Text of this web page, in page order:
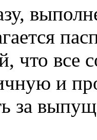
что все
и
за